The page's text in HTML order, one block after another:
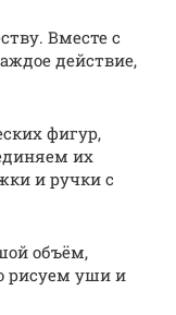
Вместе с
действие,
фигур,
их
и ручки с
объём,
рисуем уши и